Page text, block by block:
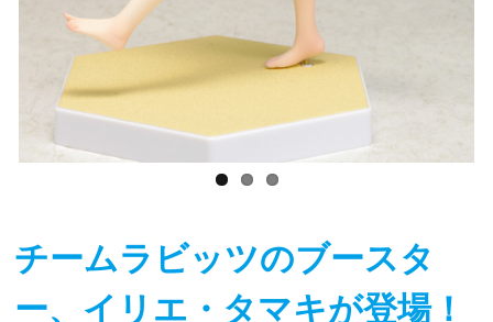
チームラビッツのブースタ
ー、イリエ・タマキが登場！